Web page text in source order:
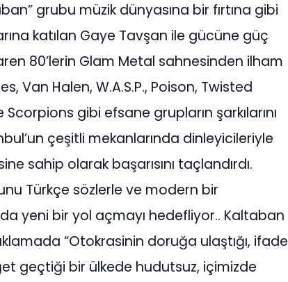
grubu müzik dünyasına bir fırtına gibi
katılan Gaye Tavşan ile gücüne güç
80’lerin Glam Metal sahnesinden ilham
Van Halen, W.A.S.P., Poison, Twisted
gibi efsane grupların şarkılarını
çeşitli mekanlarında dinleyicileriyle
sahip olarak başarısını taçlandırdı.
Türkçe sözlerle ve modern bir
yeni bir yol açmayı hedefliyor.. Kaltaban
“Otokrasinin doruğa ulaştığı, ifade
geçtiği bir ülkede hudutsuz, içimizde